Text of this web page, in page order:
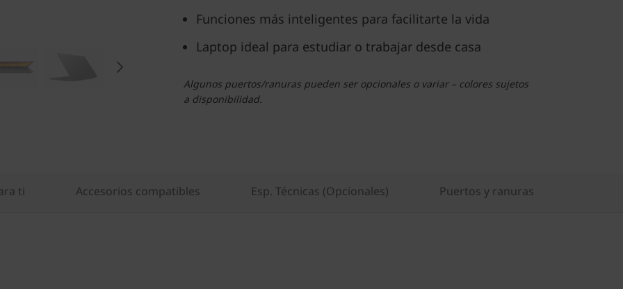
Funciones más inteligentes para facilitarte la vida
Laptop ideal para estudiar o trabajar desde casa
Algunos puertos/ranuras pueden ser opcionales o variar – colores sujetos
a disponibilidad.
ti Accesorios compatibles Esp. Técnicas (Opcionales) Puertos y ranuras